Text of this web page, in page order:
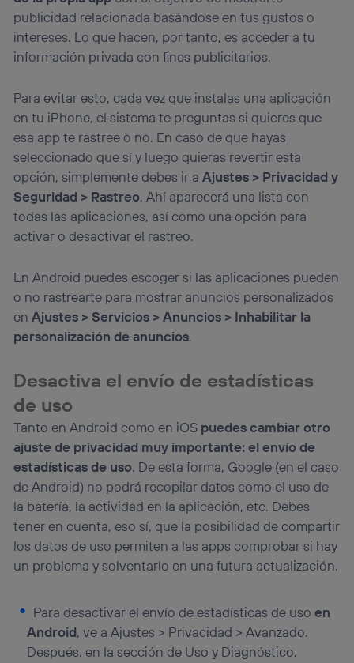
publicidad relacionada basándose en tus gustos o
intereses. Lo que hacen, por tanto, es acceder a tu
información privada con fines publicitarios.
Para evitar esto, cada vez que instalas una aplicación
en tu iPhone, el sistema te preguntas si quieres que
esa app te rastree o no. En caso de que hayas
seleccionado que sí y luego quieras revertir esta
opción, simplemente debes ir a Ajustes > Privacidad y
Seguridad > Rastreo. Ahí aparecerá una lista con
todas las aplicaciones, así como una opción para
activar o desactivar el rastreo.
En Android puedes escoger si las aplicaciones pueden
o no rastrearte para mostrar anuncios personalizados
enAjustes > Servicios > Anuncios > Inhabilitar la
personalización de anuncios.
Desactiva el envío de estadísticas
de uso
Tanto en Android como en iOS puedes cambiar otro
ajuste de privacidad muy importante: el envío de
estadísticas de uso. De esta forma, Google (en el caso
de Android) no podrá recopilar datos como el uso de
la batería, la actividad en la aplicación, etc. Debes
tener en cuenta, eso sí, que la posibilidad de compartir
los datos de uso permiten a las apps comprobar si hay
un problema y solventarlo en una futura actualización.
Para desactivar el envío de estadísticas de usoen
Android, ve a Ajustes > Privacidad > Avanzado.
Después, en la sección de Uso y Diagnóstico,